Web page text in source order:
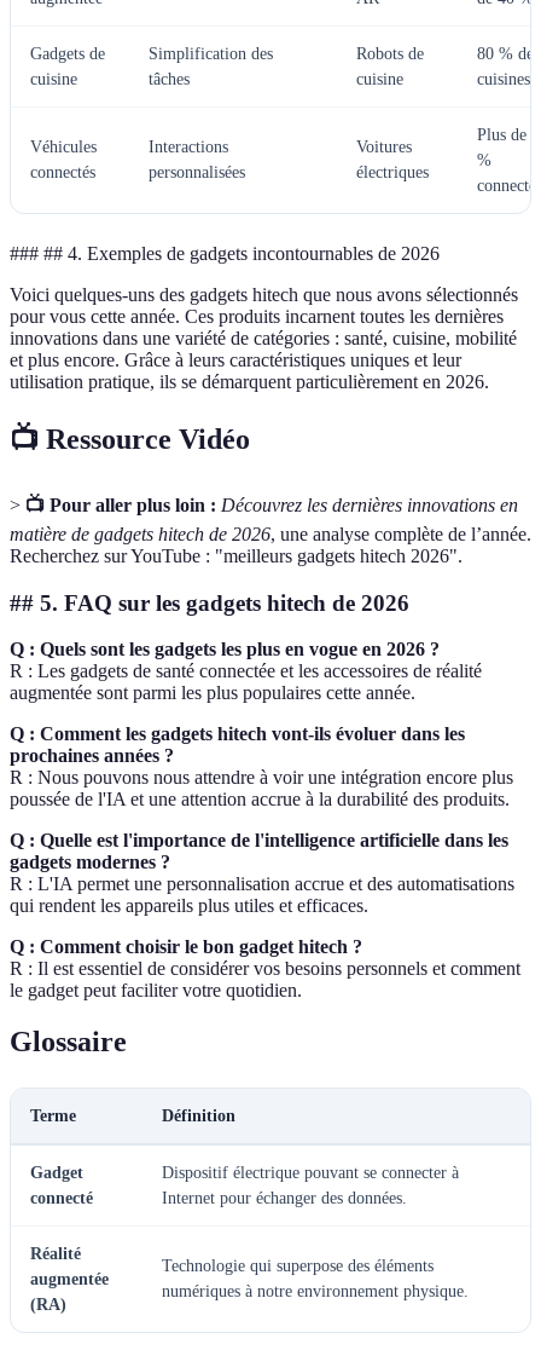
Gadgets de
cuisine
Simplification des
tâches
Robots de
cuisine
80 % des
cuisines
Véhicules
connectés
Interactions
personnalisées
Voitures
électriques
Plus de
%
### ## 4. Exemples de gadgets incontournables de 2026
Voici quelques-uns des gadgets hitech que nous avons sélectionnés
pour vous cette année. Ces produits incarnent toutes les dernières
innovations dans une variété de catégories : santé, cuisine, mobilité
et plus encore. Grâce à leurs caractéristiques uniques et leur
utilisation pratique, ils se démarquent particulièrement en 2026.
📺 Ressource Vidéo
> 📺 Pour aller plus loin : Découvrez les dernières innovations en
matière de gadgets hitech de 2026, une analyse complète de l’année.
Recherchez sur YouTube : "meilleurs gadgets hitech 2026".
## 5. FAQ sur les gadgets hitech de 2026
Q : Quels sont les gadgets les plus en vogue en 2026 ?
R : Les gadgets de santé connectée et les accessoires de réalité
augmentée sont parmi les plus populaires cette année.
Q : Comment les gadgets hitech vont-ils évoluer dans les
prochaines années ?
R : Nous pouvons nous attendre à voir une intégration encore plus
poussée de l'IA et une attention accrue à la durabilité des produits.
Q : Quelle est l'importance de l'intelligence artificielle dans les
gadgets modernes ?
R : L'IA permet une personnalisation accrue et des automatisations
qui rendent les appareils plus utiles et efficaces.
Q : Comment choisir le bon gadget hitech ?
R : Il est essentiel de considérer vos besoins personnels et comment
le gadget peut faciliter votre quotidien.
Glossaire
Terme Définition
Gadget
connecté
Dispositif électrique pouvant se connecter à
Internet pour échanger des données.
Réalité
augmentée
(RA)
Technologie qui superpose des éléments
numériques à notre environnement physique.